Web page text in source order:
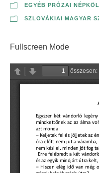
EGYÉB PRÓZAI
SZLOVÁKIAI MAGYAR
Fullscreen Mode